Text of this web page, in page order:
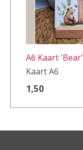
A6 Kaart 'Bear'
Kaart A6
1,50